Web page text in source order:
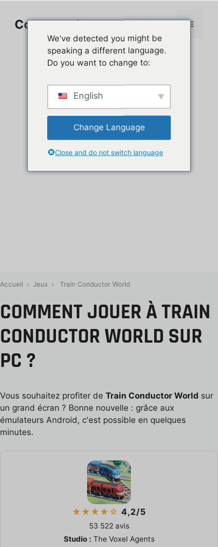
contenuComment jouer sur PC Menu
Accueil › Jeux › Train Conductor World
COMMENT JOUER À TRAIN
CONDUCTOR WORLD SUR
PC ?
Vous souhaitez profiter de Train Conductor World sur
un grand écran ? Bonne nouvelle : grâce aux
émulateurs Android, c'est possible en quelques
minutes.
★★★★☆ 4,2/5
53 522 avis
Studio : The Voxel Agents
We've detected you might be
speaking a different language.
Do you want to change to:
English
Change Language
Close and do not switch language